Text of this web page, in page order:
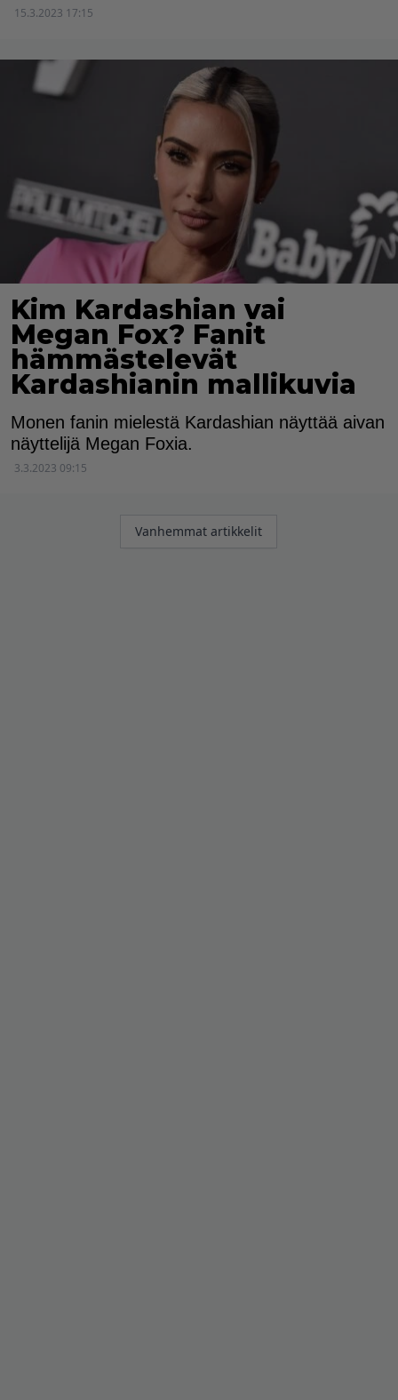
15.3.2023 17:15
Kim Kardashian vai
Megan Fox? Fanit
hämmästelevät
Kardashianin mallikuvia
Monen fanin mielestä Kardashian näyttää aivan
näyttelijä Megan Foxia.
3.3.2023 09:15
Artikkelien
Vanhemmat artikkelit